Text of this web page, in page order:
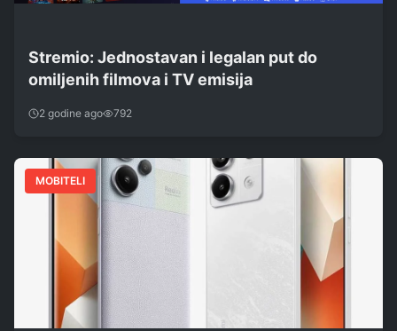
Stremio: Jednostavan i legalan put do
omiljenih filmova i TV emisija
2 godine ago 792
MOBITELI